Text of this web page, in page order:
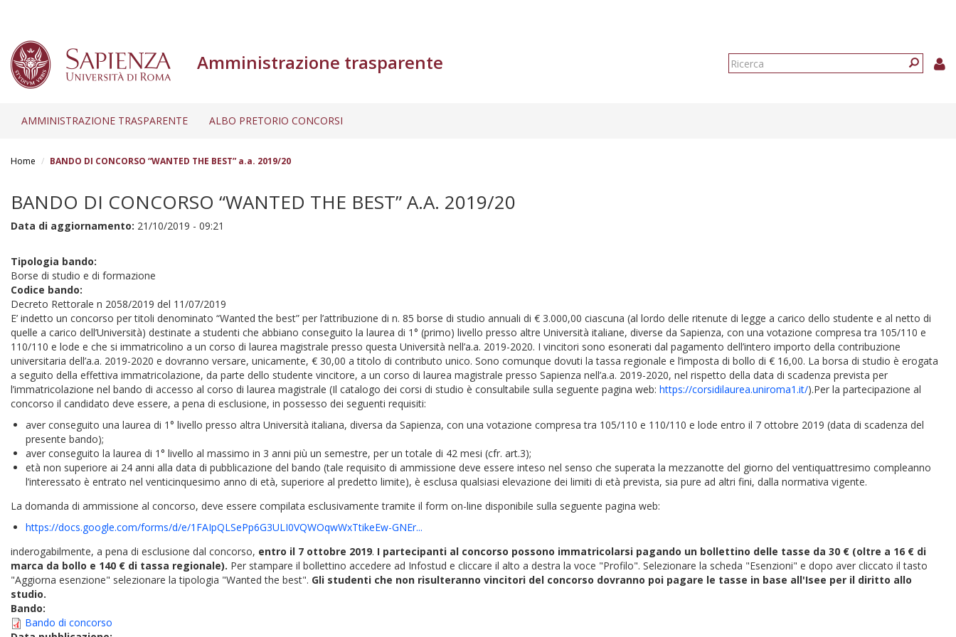
Amministrazione trasparente
Form
AMMINISTRAZIONE TRASPARENTE ALBO PRETORIO CONCORSI
Home BANDO DI CONCORSO “WANTED THE BEST” a.a. 2019/20
BANDO DI CONCORSO “WANTED THE BEST” A.A. 2019/20
Data di aggiornamento: 21/10/2019 - 09:21
Tipologia bando:
Borse di studio e di formazione
Codice bando:
Decreto Rettorale n 2058/2019 del 11/07/2019
E’ indetto un concorso per titoli denominato “Wanted the best” per l’attribuzione di n. 85 borse di studio annuali di € 3.000,00 ciascuna (al lordo delle ritenute di legge a carico dello studente e al netto di
quelle a carico dell’Università) destinate a studenti che abbiano conseguito la laurea di 1° (primo) livello presso altre Università italiane, diverse da Sapienza, con una votazione compresa tra 105/110 e
110/110 e lode e che si immatricolino a un corso di laurea magistrale presso questa Università nell’a.a. 2019-2020. I vincitori sono esonerati dal pagamento dell’intero importo della contribuzione
universitaria dell’a.a. 2019-2020 e dovranno versare, unicamente, € 30,00 a titolo di contributo unico. Sono comunque dovuti la tassa regionale e l’imposta di bollo di € 16,00. La borsa di studio è erogata
a seguito della effettiva immatricolazione, da parte dello studente vincitore, a un corso di laurea magistrale presso Sapienza nell’a.a. 2019-2020, nel rispetto della data di scadenza prevista per
l’immatricolazione nel bando di accesso al corso di laurea magistrale (Il catalogo dei corsi di studio è consultabile sulla seguente pagina web: https://corsidilaurea.uniroma1.it/).Per la partecipazione al
concorso il candidato deve essere, a pena di esclusione, in possesso dei seguenti requisiti:
aver conseguito una laurea di 1° livello presso altra Università italiana, diversa da Sapienza, con una votazione compresa tra 105/110 e 110/110 e lode entro il 7 ottobre 2019 (data di scadenza del
presente bando);
aver conseguito la laurea di 1° livello al massimo in 3 anni più un semestre, per un totale di 42 mesi (cfr. art.3);
età non superiore ai 24 anni alla data di pubblicazione del bando (tale requisito di ammissione deve essere inteso nel senso che superata la mezzanotte del giorno del ventiquattresimo compleanno
l’interessato è entrato nel venticinquesimo anno di età, superiore al predetto limite), è esclusa qualsiasi elevazione dei limiti di età prevista, sia pure ad altri fini, dalla normativa vigente.
La domanda di ammissione al concorso, deve essere compilata esclusivamente tramite il form on-line disponibile sulla seguente pagina web:
https://docs.google.com/forms/d/e/1FAIpQLSePp6G3ULI0VQWOqwWxTtikeEw-GNEr...
inderogabilmente, a pena di esclusione dal concorso, entro il 7 ottobre 2019. I partecipanti al concorso possono immatricolarsi pagando un bollettino delle tasse da 30 € (oltre a 16 € di
marca da bollo e 140 € di tassa regionale). Per stampare il bollettino accedere ad Infostud e cliccare il alto a destra la voce "Profilo". Selezionare la scheda "Esenzioni" e dopo aver cliccato il tasto
"Aggiorna esenzione" selezionare la tipologia "Wanted the best". Gli studenti che non risulteranno vincitori del concorso dovranno poi pagare le tasse in base all'Isee per il diritto allo
studio.
Bando:
Bando di concorso